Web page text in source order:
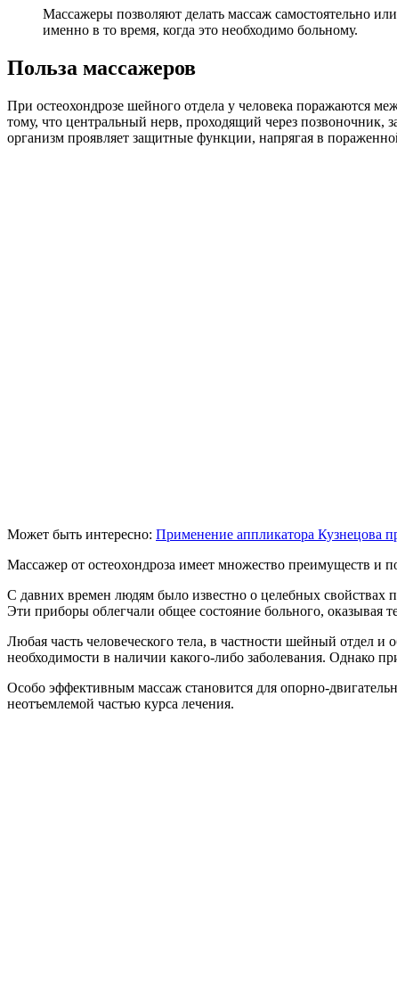
Массажеры позволяют делать массаж самостоятельно
именно в то время, когда это необходимо больному.
Польза массажеров
При остеохондрозе шейного отдела у человека поражаются
тому, что центральный нерв, проходящий через позвоночник,
организм проявляет защитные функции, напрягая в
Может быть интересно: Применение аппликатора Кузнецова
Массажер от остеохондроза имеет множество преимуществ и
С давних времен людям было известно о целебных свойствах
Эти приборы облегчали общее состояние больного, оказывая
Любая часть человеческого тела, в частности шейный отдел
необходимости в наличии какого-либо заболевания. Однако
Особо эффективным массаж становится для опорно-
неотъемлемой частью курса лечения.